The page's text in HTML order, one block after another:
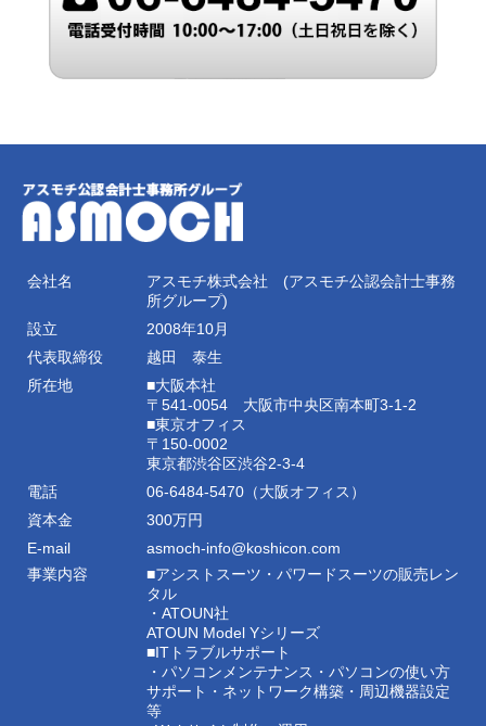
会社名
アスモチ株式会社 (アスモチ公認会計士事務
所グループ)
設立
2008年10月
代表取締役
越田 泰生
所在地
■大阪本社
〒541-0054 大阪市中央区南本町3-1-2
■東京オフィス
〒150-0002
東京都渋谷区渋谷2-3-4
電話
06-6484-5470（大阪オフィス）
資本金
300万円
E-mail
asmoch-info@koshicon.com
事業内容
■アシストスーツ・パワードスーツの販売レン
タル
・ATOUN社
ATOUN Model Yシリーズ
■ITトラブルサポート
・パソコンメンテナンス・パソコンの使い方
サポート・ネットワーク構築・周辺機器設定
等